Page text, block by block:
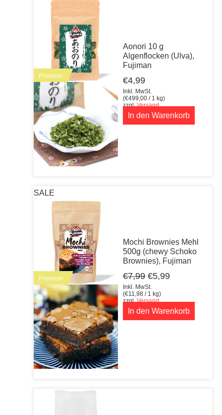
Premium
Aonori 10 g
Algenflocken (Ulva),
Fujiman
€4,99
Inkl. MwSt.
(€499,00 / 1 kg)
zzgl.Versand
In den Warenkorb
SALE
Premium
Mochi Brownies Mehl
500g (chewy Schoko
Brownies), Fujiman
€7,99 Ursprünglicher
Preis
war:
€7,99
€5,99Aktueller
€5,99.
Inkl. MwSt.
(€11,98 / 1 kg)
zzgl.Versand
In den Warenkorb